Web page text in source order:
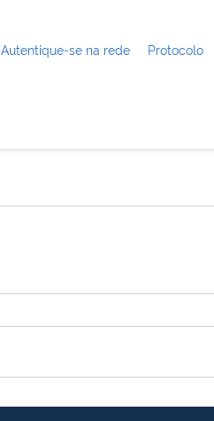
Autentique-se na rede Protocolo